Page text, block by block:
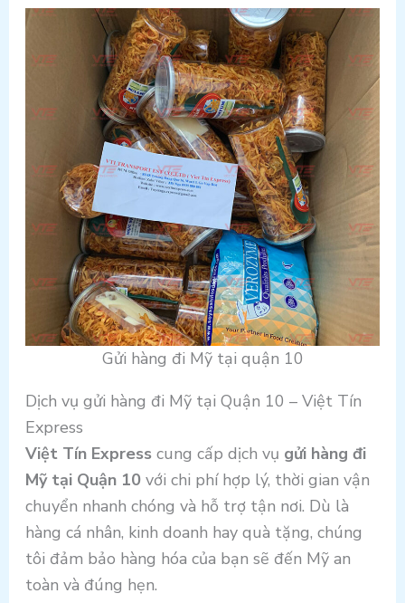
Gửi hàng đi Mỹ tại quận 10
Dịch vụ gửi hàng đi Mỹ tại Quận 10 – Việt Tín
Express
Việt Tín Expresscung cấp dịch vụ gửi hàng đi
Mỹ tại Quận 10với chi phí hợp lý, thời gian vận
chuyển nhanh chóng và hỗ trợ tận nơi. Dù là
hàng cá nhân, kinh doanh hay quà tặng, chúng
tôi đảm bảo hàng hóa của bạn sẽ đến Mỹ an
toàn và đúng hẹn.